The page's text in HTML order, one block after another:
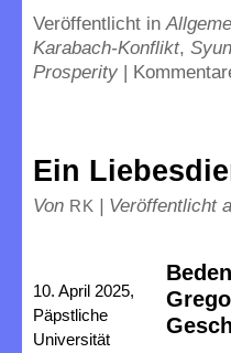
Veröffentlicht in
Karabach-Konflikt,
Prosperity |
Ein
Von RK | Veröffentlicht
10. April 2025,
Päpstliche
Universität